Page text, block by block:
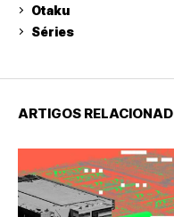
Otaku
Séries
ARTIGOS